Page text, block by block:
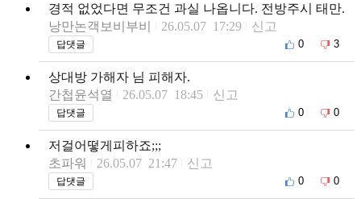
경적 없었다면 무조건 과실 나옵니다. 전방주시 태만.
낭만논객보비부비
26.05.07 17:29 신고
답댓글 0 3
상대방 가해자 님 피해자.
간첩윤석열
26.05.07 18:45 신고
답댓글 0 0
저걸어떻게피하죠;;;
초파워
26.05.07 21:47 신고
답댓글 0 0